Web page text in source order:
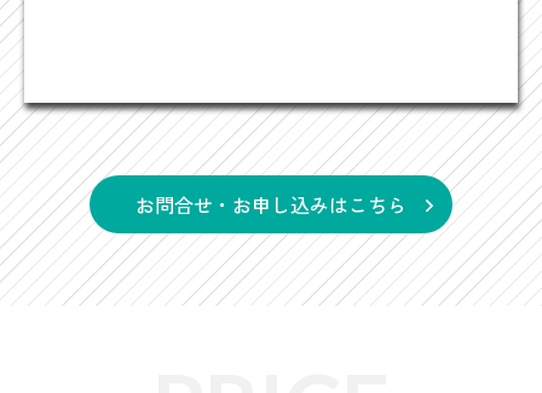
お問合せ・お申し込みはこちら